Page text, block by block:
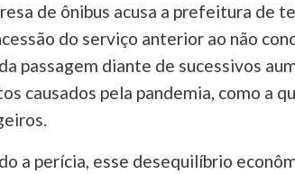
de ônibus acusa a prefeitura de
do serviço anterior ao não
passagem diante de sucessivos
causados pela pandemia, como a
a perícia, esse desequilíbrio